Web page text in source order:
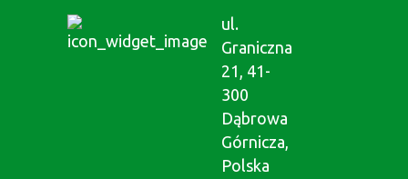
ul.
Graniczna
21, 41-
300
Dąbrowa
Górnicza,
Polska